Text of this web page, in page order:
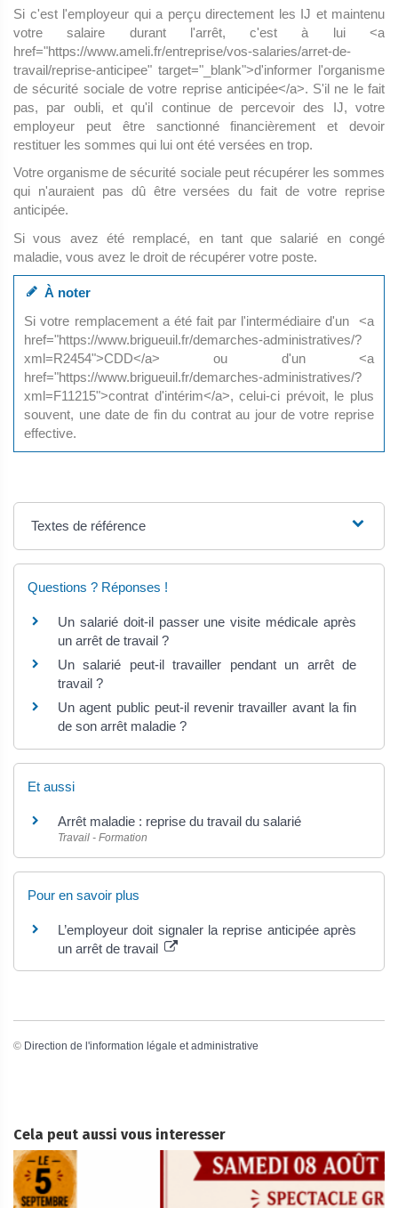
Si c'est l'employeur qui a perçu directement les IJ et maintenu
votre salaire durant l'arrêt, c'est à lui <a
href="https://www.ameli.fr/entreprise/vos-salaries/arret-de-
travail/reprise-anticipee" target="_blank">d'informer l'organisme
de sécurité sociale de votre reprise anticipée</a>. S'il ne le fait
pas, par oubli, et qu'il continue de percevoir des IJ, votre
employeur peut être sanctionné financièrement et devoir
restituer les sommes qui lui ont été versées en trop.
Votre organisme de sécurité sociale peut récupérer les sommes
qui n'auraient pas dû être versées du fait de votre reprise
anticipée.
Si vous avez été remplacé, en tant que salarié en congé
maladie, vous avez le droit de récupérer votre poste.
À noter
Si votre remplacement a été fait par l'intermédiaire d'un <a
href="https://www.brigueuil.fr/demarches-administratives/?
xml=R2454">CDD</a> ou d'un <a
href="https://www.brigueuil.fr/demarches-administratives/?
xml=F11215">contrat d'intérim</a>, celui-ci prévoit, le plus
souvent, une date de fin du contrat au jour de votre reprise
effective.
Textes de référence
Questions ? Réponses !
Un salarié doit-il passer une visite médicale après
un arrêt de travail ?
Un salarié peut-il travailler pendant un arrêt de
travail ?
Un agent public peut-il revenir travailler avant la fin
de son arrêt maladie ?
Et aussi
Arrêt maladie : reprise du travail du salarié
Travail - Formation
Pour en savoir plus
L’employeur doit signaler la reprise anticipée après
un arrêt de travail
© Direction de l'information légale et administrative
Cela peut aussi vous interesser